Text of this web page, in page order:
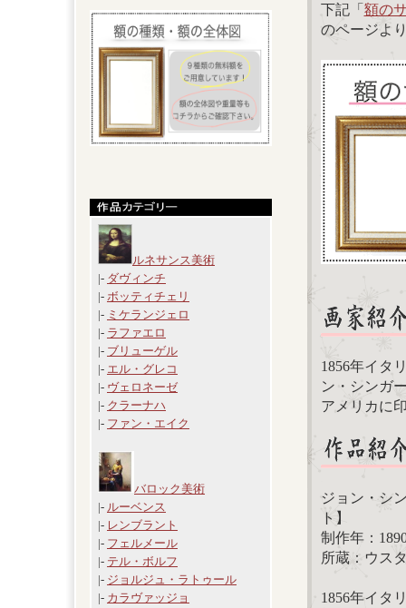
ルネサンス美術
|- ダヴィンチ
|- ボッティチェリ
|- ミケランジェロ
|- ラファエロ
|- ブリューゲル
|- エル・グレコ
|- ヴェロネーゼ
|- クラーナハ
|- ファン・エイク
バロック美術
|- ルーベンス
|- レンブラント
|- フェルメール
|- テル・ボルフ
|- ジョルジュ・ラトゥール
|- カラヴァッジョ
下記「額の
のページよ
1856年イタ
ン・シンガ
アメリカに
ジョン・シ
ト】
制作年：
所蔵：ウス
1856年イタ